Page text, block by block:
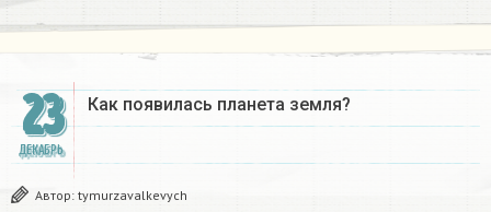
23
ДЕКАБРЬ
Как появилась планета земля?
Автор: tymurzavalkevych